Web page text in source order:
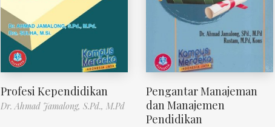
Profesi Kependidikan
Dr. Ahmad Jamalong, S.Pd., M.Pd
Pengantar Manajeman
dan Manajemen
Pendidikan